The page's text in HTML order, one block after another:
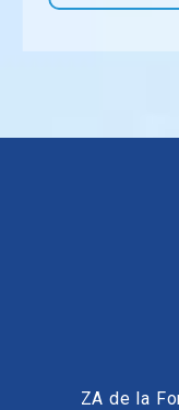
ZA de la